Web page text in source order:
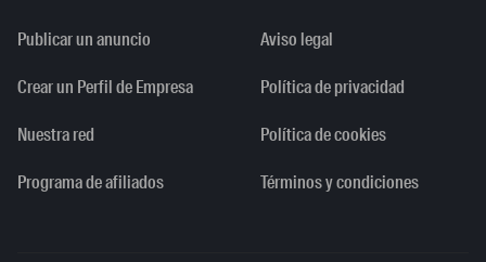
Publicar un anuncio
Crear un Perfil de Empresa
Nuestra red
Programa de afiliados
Aviso legal
Política de privacidad
Política de cookies
Términos y condiciones